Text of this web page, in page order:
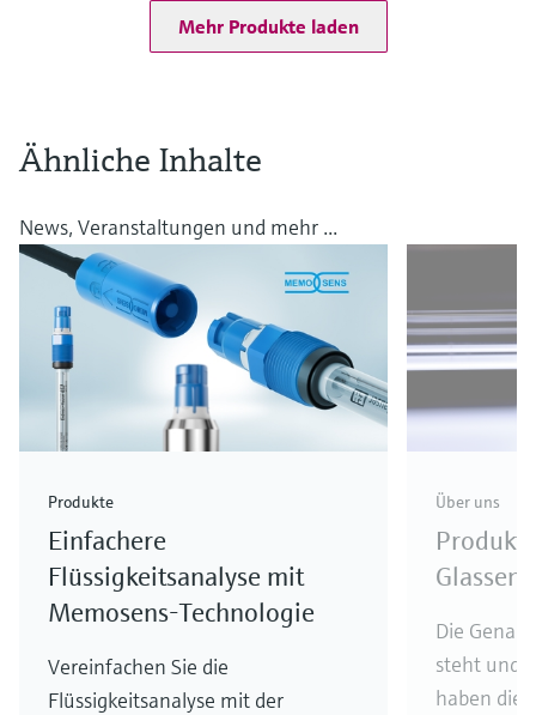
0 … 100 °C (32 … 212 °F)
Bis zu 140 °C (284 °F) zur Sterilisation
Mehr Produkte laden
Ähnliche Inhalte
News, Veranstaltungen und mehr ...
Produkte
Einfachere
Flüssigkeitsanalyse mit
Memosens-Technologie
Vereinfachen Sie die
Flüssigkeitsanalyse mit der
Über uns
Die
steht und
haben die